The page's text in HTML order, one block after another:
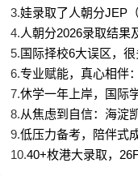
生物
数学、生
物、化学
生物化
学
化学
生物医
学
生物、化
3.娃录取了人朝分JEP
4.人朝分2026录取结果
5.国际择校6大误区，
6.专业赋能，真心相伴
7.休学一年上岸，国际
8.从焦虑到自信：海淀
9.低压力备考，陪伴式
10.40+枚港大录取，